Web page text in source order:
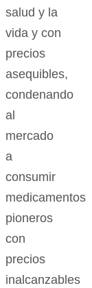
salud y la
vida y con
precios
asequibles,
condenando
al
mercado
a
consumir
medicamentos
pioneros
con
precios
inalcanzables